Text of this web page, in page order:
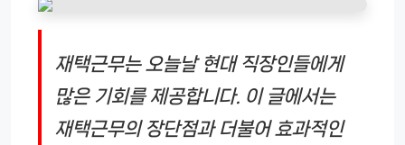
재택근무는 오늘날 현대 직장인들에게
많은 기회를 제공합니다. 이 글에서는
재택근무의 장단점과 더불어 효과적인